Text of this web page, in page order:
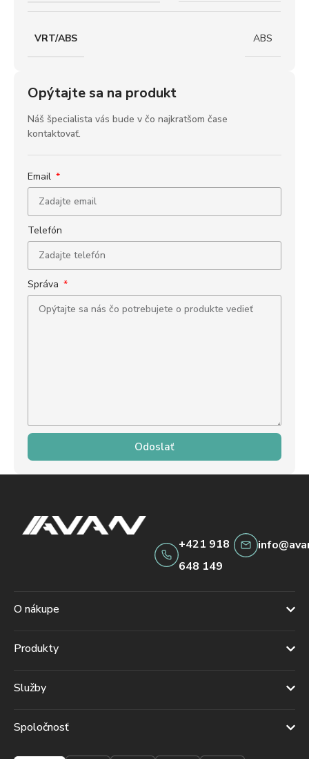
VRT/ABS ABS
Opýtajte sa na produkt
Náš špecialista vás bude v čo najkratšom čase
kontaktovať.
Email
Telefón
Správa
Odoslať
+421 918
648 149
O nákupe
Produkty
Služby
Spoločnosť